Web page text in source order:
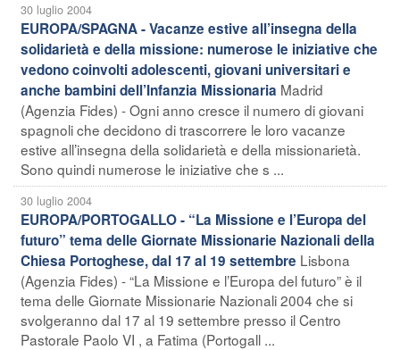
30 luglio 2004
EUROPA/SPAGNA - Vacanze estive all’insegna della
solidarietà e della missione: numerose le iniziative che
vedono coinvolti adolescenti, giovani universitari e
anche bambini dell’Infanzia Missionaria Madrid
(Agenzia Fides) - Ogni anno cresce il numero di giovani
spagnoli che decidono di trascorrere le loro vacanze
estive all’insegna della solidarietà e della missionarietà.
Sono quindi numerose le iniziative che s ...
30 luglio 2004
EUROPA/PORTOGALLO - “La Missione e l’Europa del
futuro” tema delle Giornate Missionarie Nazionali della
Chiesa Portoghese, dal 17 al 19 settembre Lisbona
(Agenzia Fides) - “La Missione e l’Europa del futuro” è il
tema delle Giornate Missionarie Nazionali 2004 che si
svolgeranno dal 17 al 19 settembre presso il Centro
Pastorale Paolo VI , a Fatima (Portogall ...